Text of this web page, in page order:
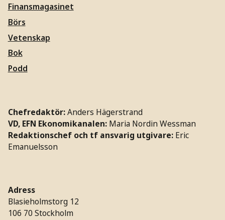
Finansmagasinet
Börs
Vetenskap
Bok
Podd
Chefredaktör:Anders Hägerstrand
VD, EFN Ekonomikanalen: Maria Nordin Wessman
Redaktionschef och tf ansvarig utgivare: Eric
Emanuelsson
Adress
Blasieholmstorg 12
106 70 Stockholm